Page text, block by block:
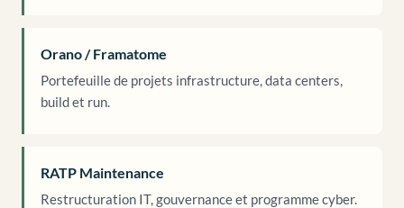
Orano / Framatome
Portefeuille de projets infrastructure, data centers,
build et run.
RATP Maintenance
Restructuration IT, gouvernance et programme cyber.